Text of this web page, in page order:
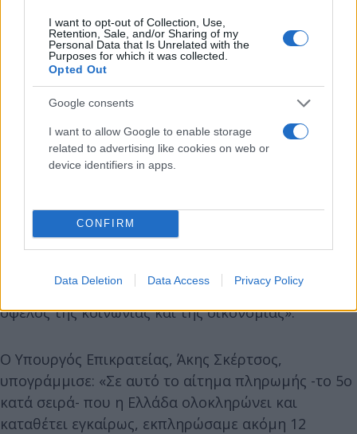
I want to opt-out of Collection, Use,
Retention, Sale, and/or Sharing of my
Personal Data that Is Unrelated with the
Purposes for which it was collected.
Opted Out
Google consents
I want to allow Google to enable storage
related to advertising like cookies on web or
device identifiers in apps.
CONFIRM
Data Deletion Data Access Privacy Policy
προσήλωσης της Κυβέρνησης στην επίτευξη του
στόχου της διπλής σύγκλισης με την υπόλοιπη
Ευρώπη σε επίπεδο εισοδημάτων και της
ισοσκελούς βιώσιμης και δίκαιης ανάπτυξης
αποφασιστικότητα και την αποτελεσματικότητα
που έφερε και διατηρεί την Ελλάδα στις πρώτες
αλλαγές που χρειάζεται ο τόπος, κάνουμε πράξη
τις δεσμεύσεις μας προς τους συμπολίτες μας,
ευρωπαϊκούς πόρους που εξασφαλίσαμε, προς
όφελος της κοινωνίας και της οικονομίας».
Ο Υπουργός Επικρατείας, Άκης Σκέρτσος,
υπογράμμισε: «Σε αυτό το αίτημα πληρωμής -το 5ο
κατά σειρά- που η Ελλάδα ολοκληρώνει και
καταθέτει εγκαίρως, εκπληρώσαμε ακόμη 12